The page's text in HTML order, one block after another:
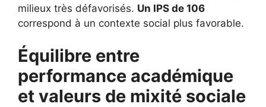
milieux très défavorisés. Un IPS de 106
correspond à un contexte social plus favorable.
Équilibre entre
performance académique
et valeurs de mixité sociale